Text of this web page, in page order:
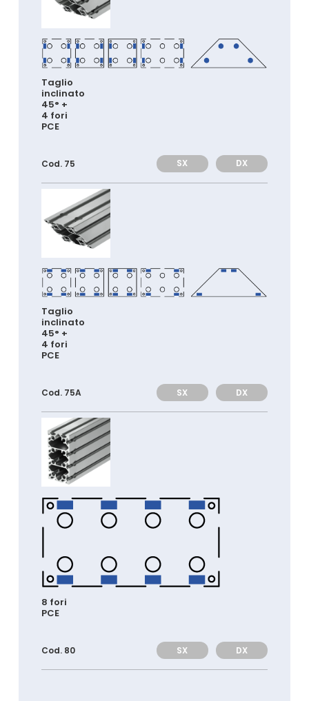
Taglio
inclinato
45° +
4 fori
PCE
Cod. 75 SX DX
Taglio
inclinato
45° +
4 fori
PCE
Cod. 75A SX DX
8 fori
PCE
Cod. 80 SX DX